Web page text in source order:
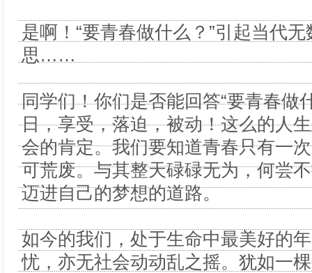
是啊！“要青春做什么？”引起当代
思……
同学们！你们是否能回答“要青春做
日，享受，落迫，被动！这么的人
会的肯定。我们要知道青春只有一
可荒废。与其整天碌碌无为，何尝
迈进自己的梦想的道路。
如今的我们，处于生命中最美好的
忧，亦无社会动动乱之摇。犹如一